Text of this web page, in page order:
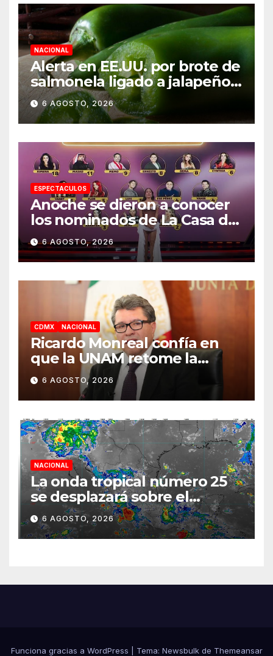
NACIONAL
Alerta en EE.UU. por brote de
salmonela ligado a jalapeños
mexicanos; reportan 345
casos
6 AGOSTO, 2026
ESPECTACULOS
Anoche se dieron a conocer
los nominados de La Casa de
los Famosos México 2026 en
la segunda semana
6 AGOSTO, 2026
CDMX NACIONAL
Ricardo Monreal confía en
que la UNAM retome la
normalidad e inicie el
semestre mediante el
diálogo
6 AGOSTO, 2026
NACIONAL
La onda tropical número 25
se desplazará sobre el
sureste mexicano
6 AGOSTO, 2026
Funciona gracias a WordPress Tema: Newsbulkde Themeansar